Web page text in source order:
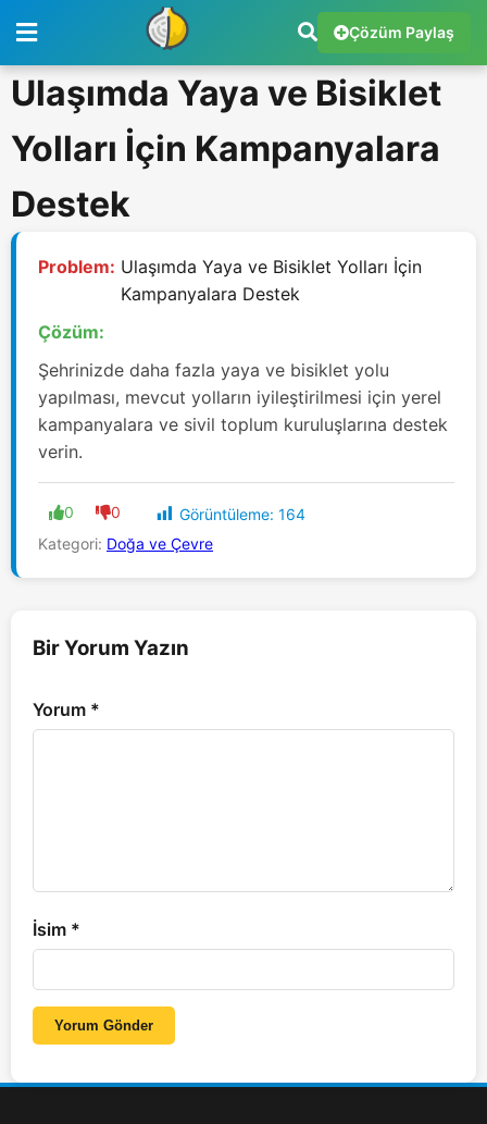
Çözüm Paylaş
Ulaşımda Yaya ve Bisiklet
Yolları İçin Kampanyalara
Destek
Problem: Ulaşımda Yaya ve Bisiklet Yolları İçin
Kampanyalara Destek
Çözüm:
Şehrinizde daha fazla yaya ve bisiklet yolu
yapılması, mevcut yolların iyileştirilmesi için yerel
kampanyalara ve sivil toplum kuruluşlarına destek
verin.
0 0 Görüntüleme: 164
Kategori: Doğa ve Çevre
Bir Yorum Yazın
Yorum *
İsim *
Yorum Gönder